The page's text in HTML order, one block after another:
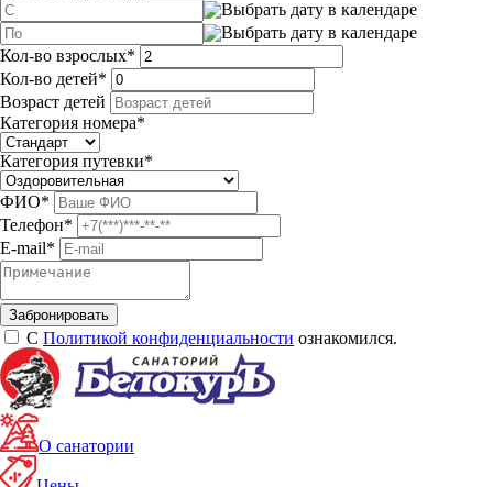
Кол-во взрослых*
Кол-во детей*
Возраст детей
Категория номера*
Категория путевки*
ФИО*
Телефон*
E-mail*
С Политикой конфиденциальности ознакомился.
О санатории